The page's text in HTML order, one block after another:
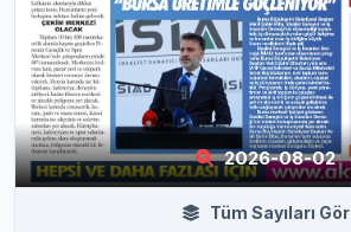
2026-08-02
Tüm Sayıları Gör